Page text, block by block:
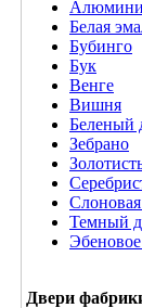
Белая
Бубинго
Бук
Венге
Вишня
Беленый
Зебрано
Слоновая
Темный
Двери